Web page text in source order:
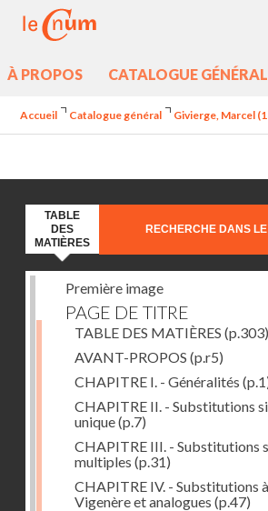
À PROPOS CATALOGUE GÉNÉRAL
Accueil Catalogue général Givierge, Marcel
TABLE
DES
MATIÈRES
RECHERCHE DANS
Première image
PAGE DE TITRE
TABLE DES MATIÈRES (p.303)
AVANT-PROPOS (p.r5)
CHAPITRE I. - Généralités
CHAPITRE II. - Substitutions
unique(p.7)
CHAPITRE III. - Substitutions
multiples (p.31)
CHAPITRE IV. - Substitutions
Vigenère et analogues (p.47)